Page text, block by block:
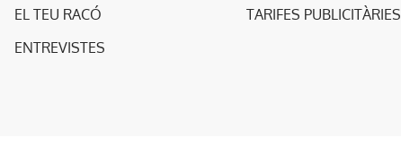
EL TEU RACÓ
ENTREVISTES
TARIFES PUBLICITÀRIES